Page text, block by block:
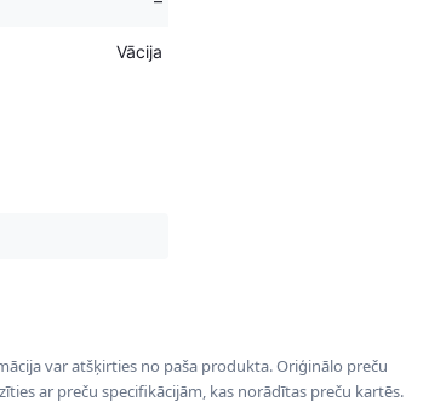
Vācija
var atšķirties no paša produkta. Oriģinālo preču
ar preču specifikācijām, kas norādītas preču kartēs.